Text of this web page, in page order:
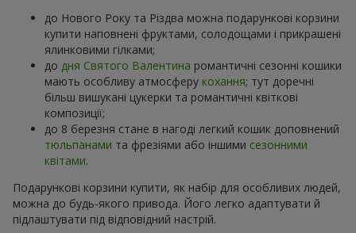
до Нового Року та Різдва можна подарункові корзини
купити наповнені фруктами, солодощами і прикрашені
ялинковими гілками;
до дня Святого Валентина романтичні сезонні кошики
мають особливу атмосферу кохання; тут доречні
більш вишукані цукерки та романтичні квіткові
композиції;
до 8 березня стане в нагоді легкий кошик доповнений
тюльпанами та фрезіями або іншими сезонними
квітами.
Подарункові корзини купити, як набір для особливих людей,
можна до будь-якого привода. Його легко адаптувати й
підлаштувати під відповідний настрій.